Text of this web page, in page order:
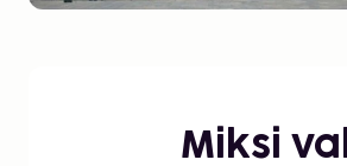
Miksi